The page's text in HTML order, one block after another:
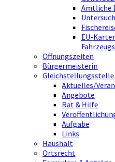
Amtliche
EU-
Öffnungszeiten
Bürgermeisterin
Gleichstellungsstelle
Aktuelles/
Angebote
Rat & Hilfe
Aufgabe
Links
Haushalt
Ortsrecht